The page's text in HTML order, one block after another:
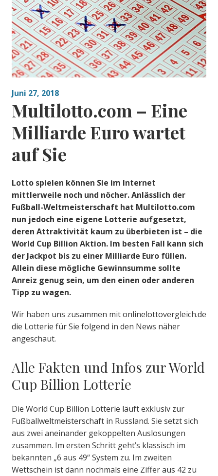
Juni 27, 2018
Multilotto.com – Eine
Milliarde Euro wartet
auf Sie
Lotto spielen können Sie im Internet
mittlerweile noch und nöcher. Anlässlich der
Fußball-Weltmeisterschaft hat Multilotto.com
nun jedoch eine eigene Lotterie aufgesetzt,
deren Attraktivität kaum zu überbieten ist – die
World Cup Billion Aktion. Im besten Fall kann sich
der Jackpot bis zu einer Milliarde Euro füllen.
Allein diese mögliche Gewinnsumme sollte
Anreiz genug sein, um den einen oder anderen
Tipp zu wagen.
Wir haben uns zusammen mit onlinelottovergleich.de
die Lotterie für Sie folgend in den News näher
angeschaut.
Alle Fakten und Infos zur World
Cup Billion Lotterie
Die World Cup Billion Lotterie läuft exklusiv zur
Fußballweltmeisterschaft in Russland. Sie setzt sich
aus zwei aneinander gekoppelten Auslosungen
zusammen. Im ersten Schritt geht’s klassisch im
bekannten „6 aus 49“ System zu. Im zweiten
Wettschein ist dann nochmals eine Ziffer aus 42 zu